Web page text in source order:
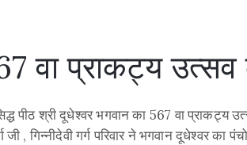
वा प्राकट्य
पीठ श्री दूधेश्वर भगवान का 567 वा
जी , गिन्नीदेवी गर्ग परिवार ने भगवान दूधेश्वर